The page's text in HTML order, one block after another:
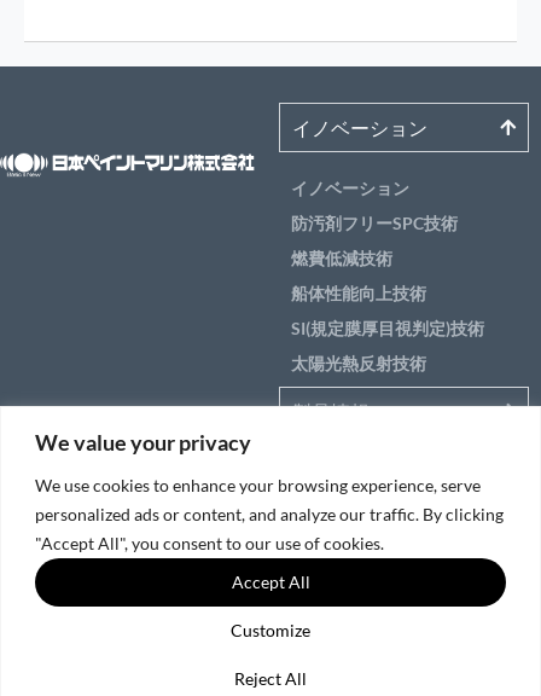
We value your privacy
We use cookies to enhance your browsing experience, serve
personalized ads or content, and analyze our traffic. By clicking
"Accept All", you consent to our use of cookies.
Customize
Reject All
Accept All
イノベーション
イノベーション
防汚剤フリーSPC技術
燃費低減技術
船体性能向上技術
SI(規定膜厚目視判定)技術
太陽光熱反射技術
製品情報
船のエリア別ソリュー
ション
サービス＆サポート
ソーシャルメディアポリシー|クッキーとプライバシーポリシー